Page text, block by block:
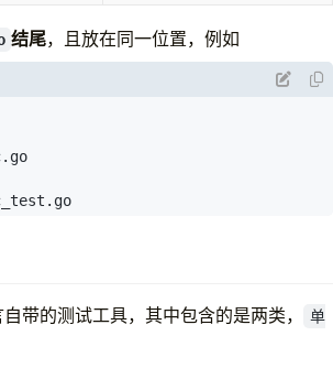
结尾，且放在同一位置，例如
带的测试工具，其中包含的是两类，
单